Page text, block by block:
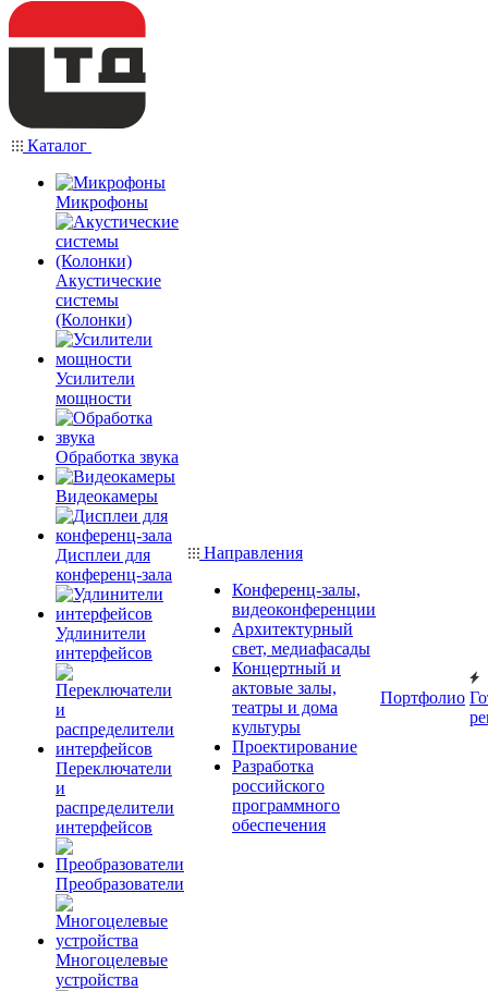
Каталог
Микрофоны
Акустические
системы
(Колонки)
Усилители
мощности
Обработка звука
Видеокамеры
Дисплеи для
конференц-зала
Удлинители
интерфейсов
Переключатели
и
распределители
интерфейсов
Преобразователи
Многоцелевые
устройства
Направления
Конференц-залы,
видеоконференции
Архитектурный
свет, медиафасады
Концертный и
актовые залы,
театры и дома
культуры
Проектирование
Разработка
российского
программного
обеспечения
Портфолио